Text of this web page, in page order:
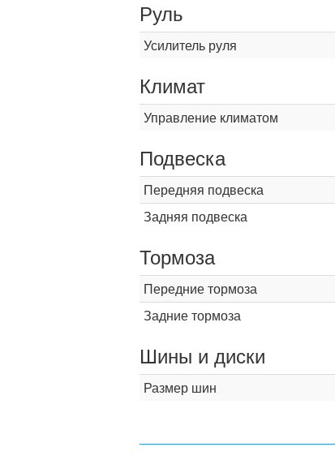
Руль
Усилитель руля
Климат
Управление климатом
Подвеска
Передняя подвеска
Задняя подвеска
Тормоза
Передние тормоза
Задние тормоза
Шины и диски
Размер шин